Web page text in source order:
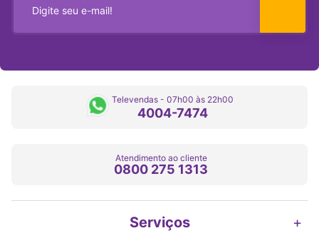
Televendas - 07h00 às 22h00
4004-7474
Atendimento ao cliente
0800 275 1313
Serviços +